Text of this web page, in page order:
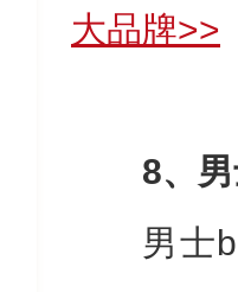
大品牌>>
8、
男士